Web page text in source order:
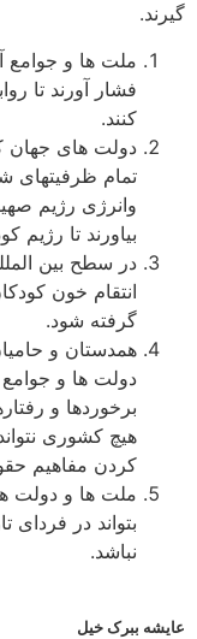
ملت ها و جوامع
فشار آورند تا
دولت های جهان که
تمام ظرفیت­های شان
وانرژی رژیم
بیاورند تا رژیم
در سطح بین المللی
انتقام خون کودکان
گرفته شود.
هم­دستان و حامیان
دولت ها و جوامع
برخوردها و رفتارها
هیچ کشوری نتواند
کردن مفاهیم
ملت ها و دولت ها
بتواند در فردای
نباشد.
ببرک خیل